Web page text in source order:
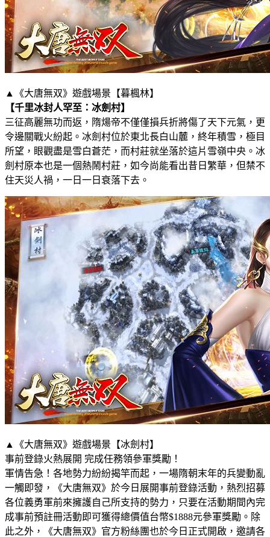
▲《大唐無双》遊戲場景【暮楓林】
【千里冰封人罕至：冰劍村】
三征高麗無功而返，隋煬帝不僅僅損兵折將傷了天下元氣，更
令邊關戰火紛起。冰劍村位於東北長白山麓，終年積雪，極目
所望，眼觀盡是雪白蒼茫，而村莊就坐落於這片雪嶺中央。冰
劍村原本也是一個熱鬧村莊，如今尚能看出昔日繁華，但禁不
住天災人禍，一日一日衰落下去。
▲《大唐無双》遊戲場景【冰劍村】
事前登錄火熱展開 完成任務領參軍獎勵！
軍情告急！各地勢力紛紛揭竿而起，一場隋朝末年的兵變動亂
一觸即發，《大唐無双》於今日展開事前登錄活動，熱烈招募
各位義勇軍前來擁護自己所支持的勢力，只要在活動期間內完
成事前預註冊活動即可獲得總價值台幣$1888元參軍獎勵。除
此之外，《大唐無双》官方粉絲團也於今日正式開啟，邀請各